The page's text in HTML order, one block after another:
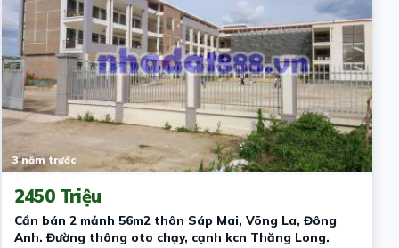
3 năm trước
2450 Triệu
Cần bán 2 mảnh 56m2 thôn Sáp Mai, Võng La, Đông
Anh. Đường thông oto chạy, cạnh kcn Thăng Long.